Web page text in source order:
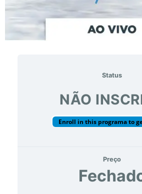
Status
NÃO
Enroll in this programa to
Preço